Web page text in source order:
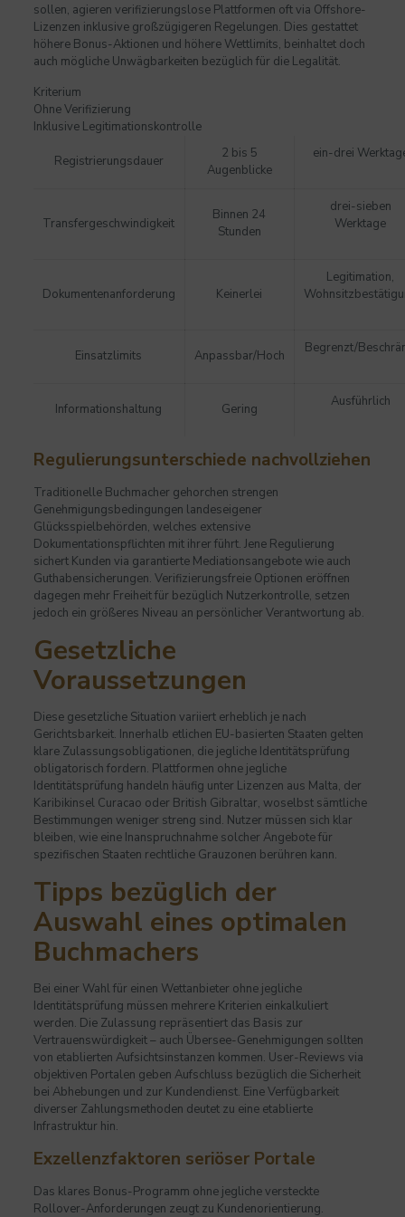
sollen, agieren verifizierungslose Plattformen oft via Offshore-
Lizenzen inklusive großzügigeren Regelungen. Dies gestattet
höhere Bonus-Aktionen und höhere Wettlimits, beinhaltet doch
auch mögliche Unwägbarkeiten bezüglich für die Legalität.
Kriterium
Ohne Verifizierung
Inklusive Legitimationskontrolle
Registrierungsdauer
2 bis 5
Augenblicke
ein-drei
Transfergeschwindigkeit
Binnen 24
Stunden
drei-sieben
Werktage
Dokumentenanforderung Keinerlei
Legitimation,
Einsatzlimits Anpassbar/Hoch Begrenzt/
Informationshaltung Gering Ausführlich
Regulierungsunterschiede nachvollziehen
Traditionelle Buchmacher gehorchen strengen
Genehmigungsbedingungen landeseigener
Glücksspielbehörden, welches extensive
Dokumentationspflichten mit ihrer führt. Jene Regulierung
sichert Kunden via garantierte Mediationsangebote wie auch
Guthabensicherungen. Verifizierungsfreie Optionen eröffnen
dagegen mehr Freiheit für bezüglich Nutzerkontrolle, setzen
jedoch ein größeres Niveau an persönlicher Verantwortung ab.
Gesetzliche
Voraussetzungen
Diese gesetzliche Situation variiert erheblich je nach
Gerichtsbarkeit. Innerhalb etlichen EU-basierten Staaten gelten
klare Zulassungsobligationen, die jegliche Identitätsprüfung
obligatorisch fordern. Plattformen ohne jegliche
Identitätsprüfung handeln häufig unter Lizenzen aus Malta, der
Karibikinsel Curacao oder British Gibraltar, woselbst sämtliche
Bestimmungen weniger streng sind. Nutzer müssen sich klar
bleiben, wie eine Inanspruchnahme solcher Angebote für
spezifischen Staaten rechtliche Grauzonen berühren kann.
Tipps bezüglich der
Auswahl eines optimalen
Buchmachers
Bei einer Wahl für einen Wettanbieter ohne jegliche
Identitätsprüfung müssen mehrere Kriterien einkalkuliert
werden. Die Zulassung repräsentiert das Basis zur
Vertrauenswürdigkeit – auch Übersee-Genehmigungen sollten
von etablierten Aufsichtsinstanzen kommen. User-Reviews via
objektiven Portalen geben Aufschluss bezüglich die Sicherheit
bei Abhebungen und zur Kundendienst. Eine Verfügbarkeit
diverser Zahlungsmethoden deutet zu eine etablierte
Infrastruktur hin.
Exzellenzfaktoren seriöser Portale
Das klares Bonus-Programm ohne jegliche versteckte
Rollover-Anforderungen zeugt zu Kundenorientierung.